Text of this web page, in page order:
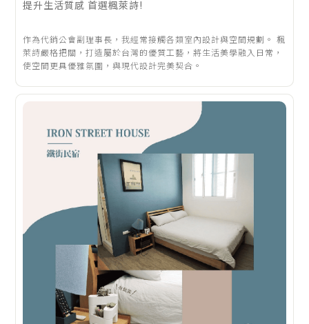
提升生活質感 首選楓萊詩!
作為代銷公會副理事長，我經常接觸各類室內設計與空間規劃。 楓
萊詩嚴格把關，打造屬於台灣的優質工藝，將生活美學融入日常，
使空間更具優雅氛圍，與現代設計完美契合。